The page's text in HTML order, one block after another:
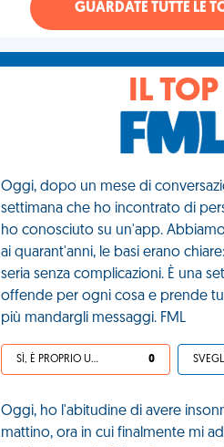
GUARDATE TUTTE LE
IL TOP
Oggi, dopo un mese di
settimana che ho incontrato di
ho conosciuto su un'app.
ai quarant'anni, le basi erano
seria senza complicazioni. È una
offende per ogni cosa e prende
più mandargli messaggi. FML
SÌ, È PROPRIO UNA VDM! 0
Oggi, ho l'abitudine di avere
mattino, ora in cui finalmente mi